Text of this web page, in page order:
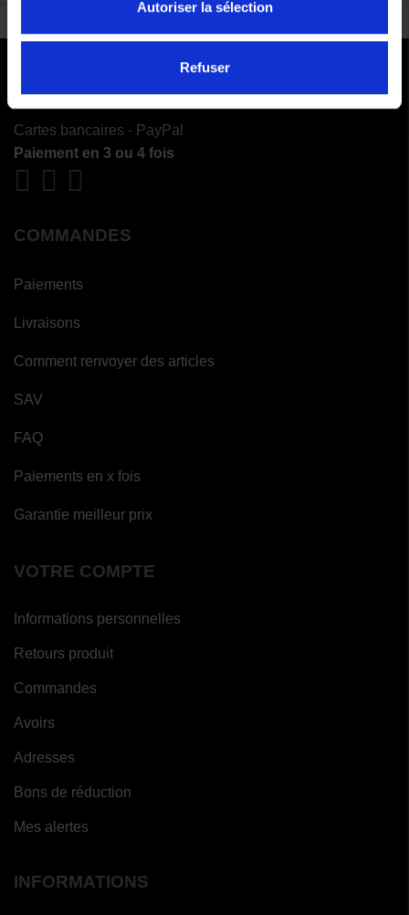
Autoriser la sélection
Refuser
Cartes bancaires - PayPal
Paiement en 3 ou 4 fois
COMMANDES
Paiements
Livraisons
Comment renvoyer des articles
SAV
FAQ
Paiements en x fois
Garantie meilleur prix
VOTRE COMPTE
Informations personnelles
Retours produit
Commandes
Avoirs
Adresses
Bons de réduction
Mes alertes
INFORMATIONS